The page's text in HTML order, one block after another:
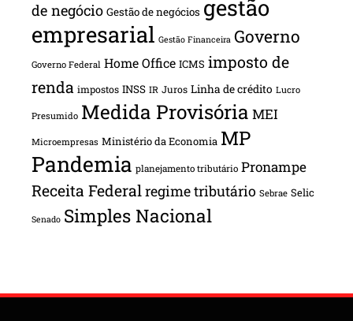
de negócio Gestão de negócios gestão
empresarial Gestão Financeira Governo
Governo Federal Home Office ICMS imposto de
renda impostos INSS IR Juros Linha de crédito Lucro
Presumido Medida Provisória MEI
Microempresas Ministério da Economia MP
Pandemia planejamento tributário Pronampe
Receita Federalregime tributário Sebrae Selic
Senado Simples Nacional